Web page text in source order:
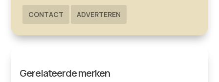
CONTACT ADVERTEREN
Gerelateerde merken